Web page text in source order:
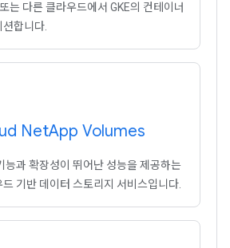
는 다른 클라우드에서 GKE의 컨테이너
합니다.
NetApp Volumes
능과 확장성이 뛰어난 성능을 제공하는
기반 데이터 스토리지 서비스입니다.